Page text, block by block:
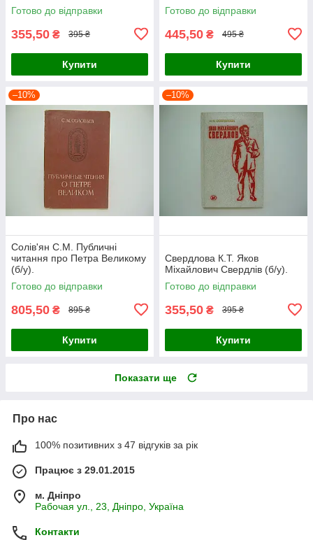
Готово до відправки
355,50 ₴ 395 ₴
Купити
Готово до відправки
445,50 ₴ 495 ₴
Купити
–10%
Солів'ян С.М. Публичні
читання про Петра Великому
(б/у).
Готово до відправки
805,50 ₴ 895 ₴
Купити
–10%
Свердлова К.Т. Яков
Міхайлович Свердлів (б/у).
Готово до відправки
355,50 ₴ 395 ₴
Купити
Показати ще
Про нас
100% позитивних з 47 відгуків за рік
Працює з 29.01.2015
м. Дніпро
Рабочая ул., 23, Дніпро, Україна
Контакти